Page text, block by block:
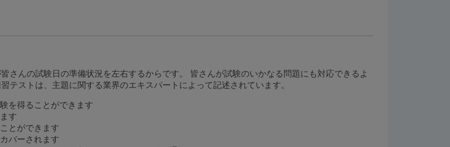
さんの試験日の準備状況を左右するからです。 皆さんが試験のいかなる問題にも対応できるよ
ストは、主題に関する業界のエキスパートによって記述されています。
を得ることができます
す
とができます
バーされます